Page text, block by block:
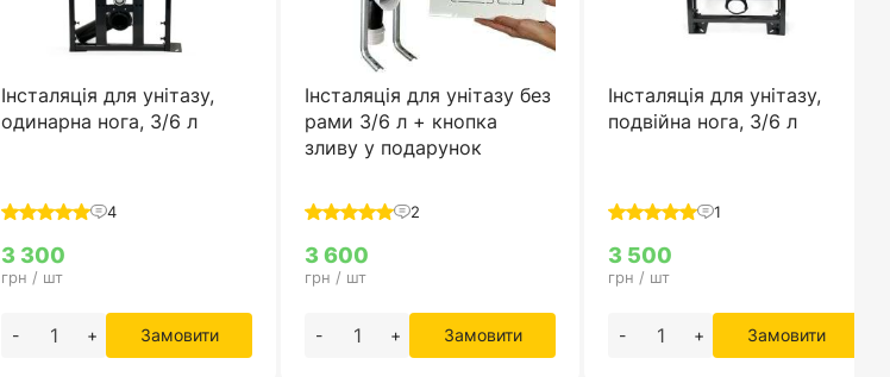
Інсталяція для унітазу,
одинарна нога, 3/6 л
4
3 300
грн / шт
- + Замовити
Інсталяція для унітазу без
рами 3/6 л + кнопка
зливу у подарунок
2
3 600
грн / шт
- + Замовити
Інсталяція для унітазу,
подвійна нога, 3/6 л
1
3 500
грн / шт
- + Замовити